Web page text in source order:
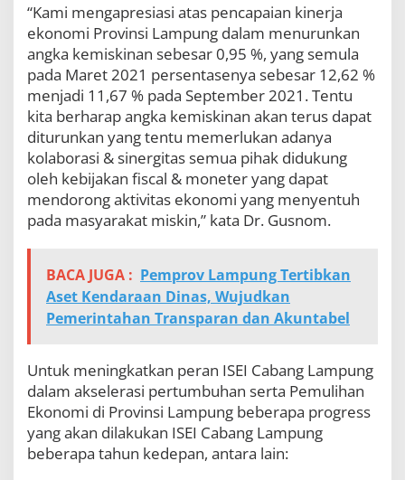
d
i
“Kami mengapresiasi atas pencapaian kinerja
ekonomi Provinsi Lampung dalam menurunkan
angka kemiskinan sebesar 0,95 %, yang semula
pada Maret 2021 persentasenya sebesar 12,62 %
menjadi 11,67 % pada September 2021. Tentu
kita berharap angka kemiskinan akan terus dapat
diturunkan yang tentu memerlukan adanya
kolaborasi & sinergitas semua pihak didukung
oleh kebijakan fiscal & moneter yang dapat
mendorong aktivitas ekonomi yang menyentuh
pada masyarakat miskin,” kata Dr. Gusnom.
BACA JUGA : Pemprov Lampung Tertibkan
Aset Kendaraan Dinas, Wujudkan
Pemerintahan Transparan dan Akuntabel
Untuk meningkatkan peran ISEI Cabang Lampung
dalam akselerasi pertumbuhan serta Pemulihan
Ekonomi di Provinsi Lampung beberapa progress
yang akan dilakukan ISEI Cabang Lampung
beberapa tahun kedepan, antara lain: